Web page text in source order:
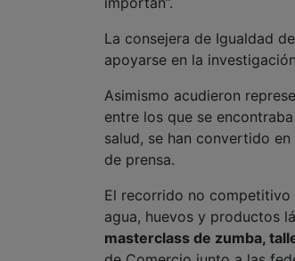
entre los que se
salud, se han convertido
de prensa.
El recorrido no competitivo
agua, huevos y productos
masterclass de zumba,
de Comercio junto a las
La XI Marcha Solidaria
la calidad de vida de los